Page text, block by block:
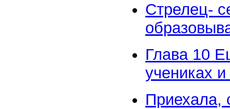
Стрелец-
Глава 10
учениках
Приехала,